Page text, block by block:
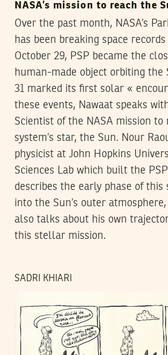
NASA’s mission to reach the
Over the past month, NASA’s
has been breaking space
October 29, PSP became the
human-made object orbiting the
31 marked its first solar «
these events, Nawaat speaks
Scientist of the NASA mission
system’s star, the Sun. Nour
physicist at John Hopkins
Sciences Lab which built the
describes the early phase of this
into the Sun’s outer
also talks about his own
this stellar mission.
SADRI KHIARI